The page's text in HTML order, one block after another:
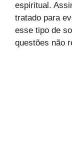
espiritual.
tratado para
esse tipo de
questões não